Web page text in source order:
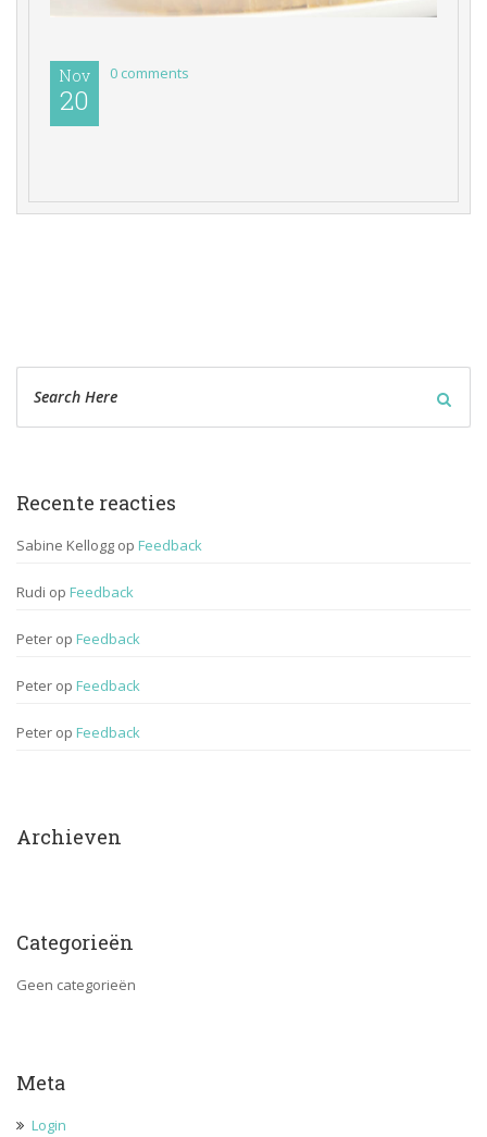
Nov
20
0 comments
Recente reactie
Sabine Kellogg op Feedback
Rudi op Feedback
Peter op Feedback
Peter op Feedback
Peter op Feedback
Archieven
Categorieën
Geen categorieën
Meta
Login